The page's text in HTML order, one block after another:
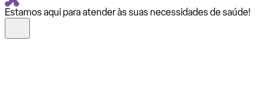
Estamos aqui para atender às suas necessidades de saúde!